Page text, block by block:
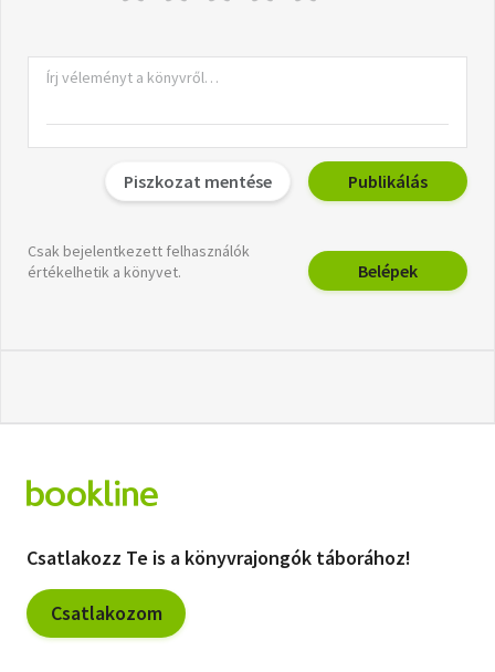
Piszkozat mentése Publikálás
Csak bejelentkezett felhasználók
értékelhetik a könyvet.
Belépek
Csatlakozz Te is a könyvrajongók táborához!
Csatlakozom